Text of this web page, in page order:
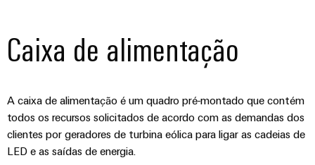
Caixa de alimentação
A caixa de alimentação é um quadro pré-montado que contém
todos os recursos solicitados de acordo com as demandas dos
clientes por geradores de turbina eólica para ligar as cadeias de
LED e as saídas de energia.